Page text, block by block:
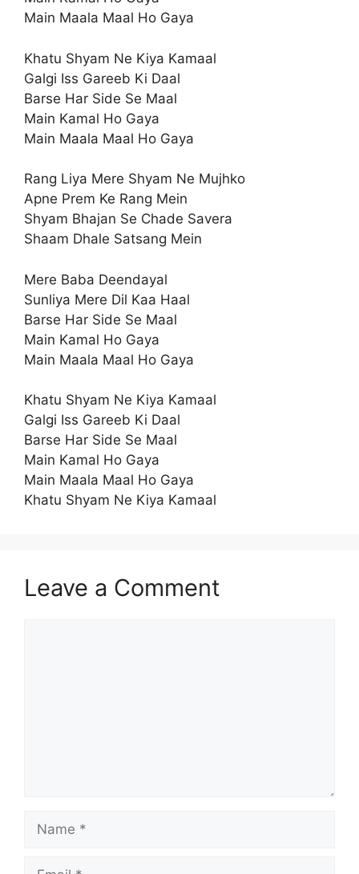
Main Maala Maal Ho Gaya
Khatu Shyam Ne Kiya Kamaal
Galgi Iss Gareeb Ki Daal
Barse Har Side Se Maal
Main Kamal Ho Gaya
Main Maala Maal Ho Gaya
Rang Liya Mere Shyam Ne Mujhko
Apne Prem Ke Rang Mein
Shyam Bhajan Se Chade Savera
Shaam Dhale Satsang Mein
Mere Baba Deendayal
Sunliya Mere Dil Kaa Haal
Barse Har Side Se Maal
Main Kamal Ho Gaya
Main Maala Maal Ho Gaya
Khatu Shyam Ne Kiya Kamaal
Galgi Iss Gareeb Ki Daal
Barse Har Side Se Maal
Main Kamal Ho Gaya
Main Maala Maal Ho Gaya
Khatu Shyam Ne Kiya Kamaal
Leave a Comment
Name
Email